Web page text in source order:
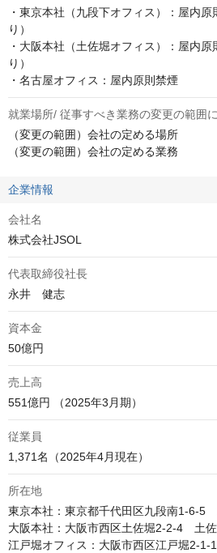
・東京本社（九段下オフィス）：屋内
り）
・大阪本社（土佐堀オフィス）：屋内
り）
・名古屋オフィス：屋内原則禁煙
就業場所/ 従事すべき業務の変更の範囲
（変更の範囲）会社の定める場所
（変更の範囲）会社の定める業務
企業情報
会社名
株式会社JSOL
代表取締役社長
永井　健志
資本金
50億円
売上高
551億円 （2025年3月期）
従業員
1,371名（2025年4月現在）
所在地
東京本社：東京都千代田区九段南1-6-5
大阪本社：大阪市西区土佐堀2-2-4　土
江戸堀オフィス：大阪市西区江戸堀2-1-